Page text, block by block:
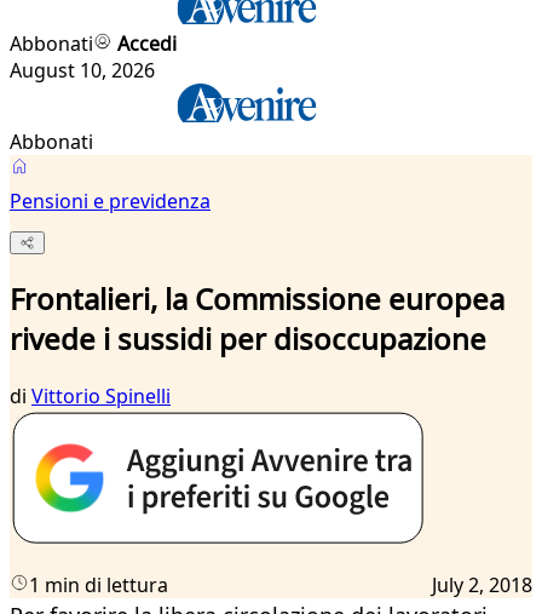
Abbonati
Accedi
August 10, 2026
Abbonati
Pensioni e previdenza
Frontalieri, la Commissione europea
rivede i sussidi per disoccupazione
di Vittorio Spinelli
1 min di lettura July 2, 2018